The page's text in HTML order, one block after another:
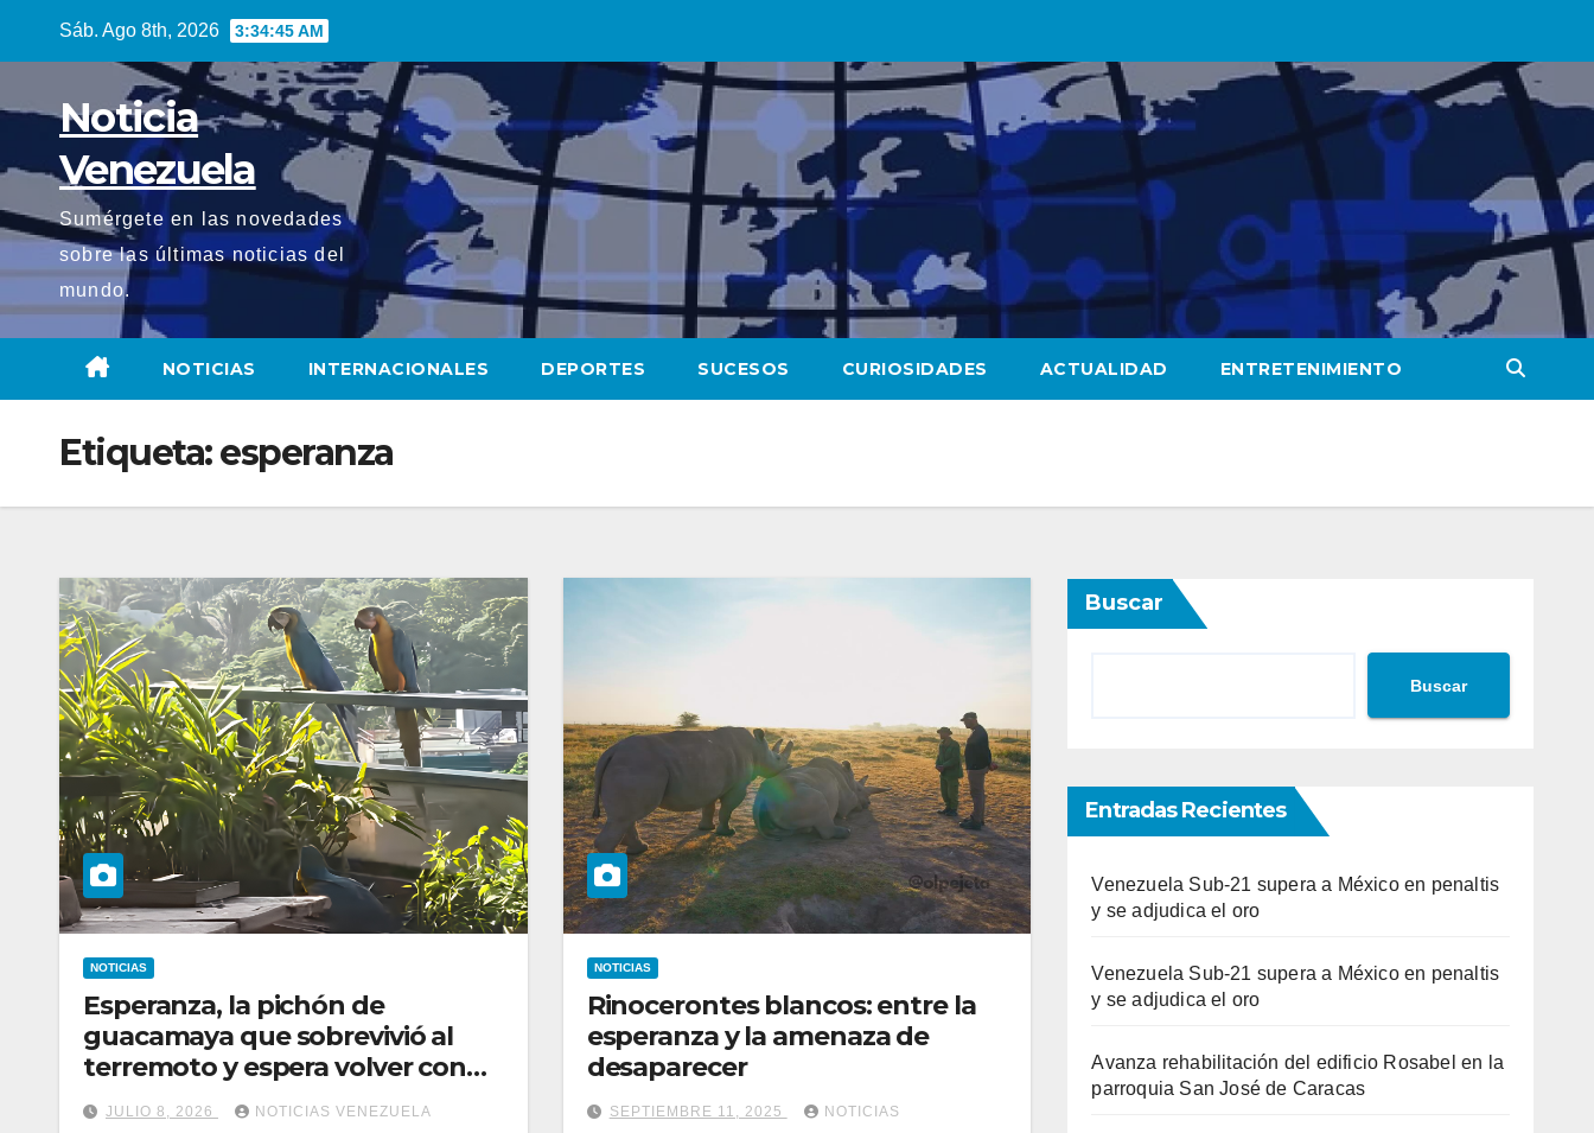
Sáb. Ago 8th, 2026 3:34:46 AM
Noticia
Venezuela
Sumérgete en las novedades
sobre las últimas noticias del
mundo.
NOTICIAS INTERNACIONALES DEPORTES SUCESOS CURIOSIDADES ACTUALIDAD ENTRETENIMIENTO
Etiqueta:esperanza
NOTICIAS
Esperanza, la pichón de
guacamaya que sobrevivió al
terremoto y espera volver con
sus padres
JULIO 8, 2026 NOTICIAS VENEZUELA
NOTICIAS
Rinocerontes blancos: entre la
esperanza y la amenaza de
desaparecer
SEPTIEMBRE 11, 2025
NOTICIAS
Buscar
Buscar
Entradas Recientes
Venezuela Sub-21 supera a México en penaltis
y se adjudica el oro
Venezuela Sub-21 supera a México en penaltis
y se adjudica el oro
Avanza rehabilitación del edificio Rosabel en la
parroquia San José de Caracas